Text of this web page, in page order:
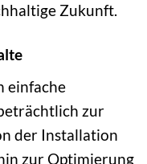
Zukunft.
einfache
zur
der Installation
zur Optimierung